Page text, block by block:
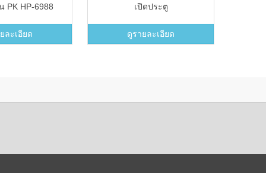
PK HP-6988
ละเอียด
เปิดประตู
ดูรายละเอียด